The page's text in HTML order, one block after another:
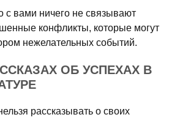
с вами ничего не связывают
конфликты, которые могут
нежелательных событий.
ОБ УСПЕХАХ В
рассказывать о своих